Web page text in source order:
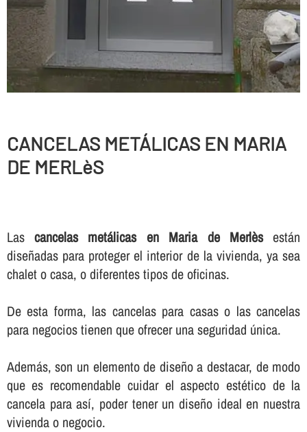
CANCELAS METÁLICAS EN MARIA
DE MERLèS
Lascancelas metálicas en Maria de Merlèsestán
diseñadas para proteger el interior de la vivienda, ya sea
chalet o casa, o diferentes tipos de oficinas.
De esta forma, las cancelas para casas o las cancelas
para negocios tienen que ofrecer una seguridad única.
Además, son un elemento de diseño a destacar, de modo
que es recomendable cuidar el aspecto estético de la
cancela para así­, poder tener un diseño ideal en nuestra
vivienda o negocio.